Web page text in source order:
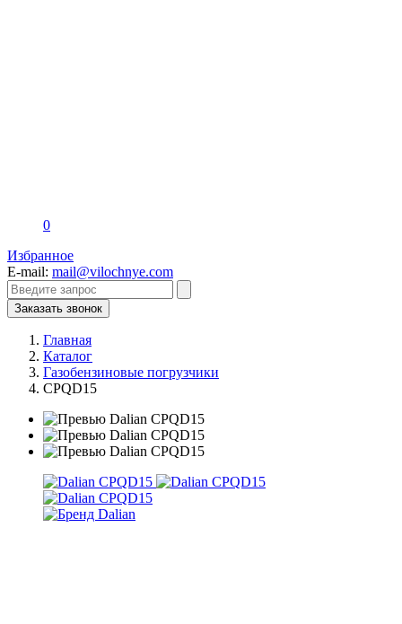
0
Избранное
E-mail: mail@vilochnye.com
Заказать звонок
Главная
Каталог
Газобензиновые погрузчики
CPQD15